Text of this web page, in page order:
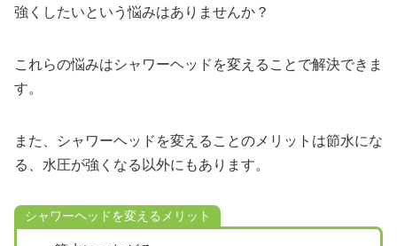
強くしたいという悩みはありませんか？
これらの悩みはシャワーヘッドを変えることで解決できま
す。
また、シャワーヘッドを変えることのメリットは節水にな
る、水圧が強くなる以外にもあります。
シャワーヘッドを変えるメリット